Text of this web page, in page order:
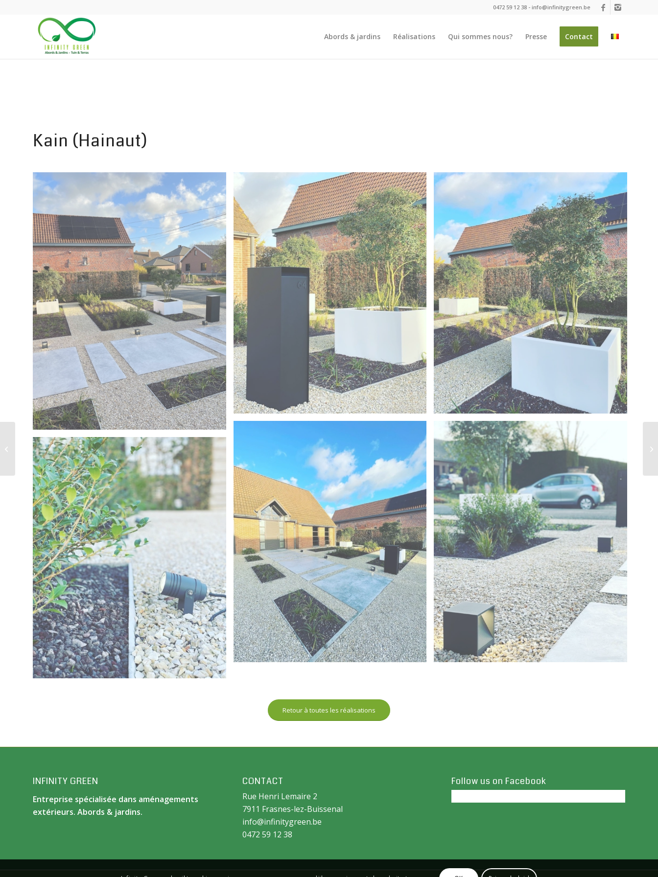
0472 59 12 38 - info@infinitygreen.be
Abords & jardins Réalisations Qui sommes nous? Presse Contact
Kain (Hainaut)
Retour à toutes les réalisations
INFINITY GREEN
Entreprise spécialisée dans aménagements
extérieurs. Abords & jardins.
CONTACT
Rue Henri Lemaire 2
7911 Frasnes-lez-Buissenal
info@infinitygreen.be
0472 59 12 38
Follow us on Facebook
Waterloo (Brabant
Wallon)